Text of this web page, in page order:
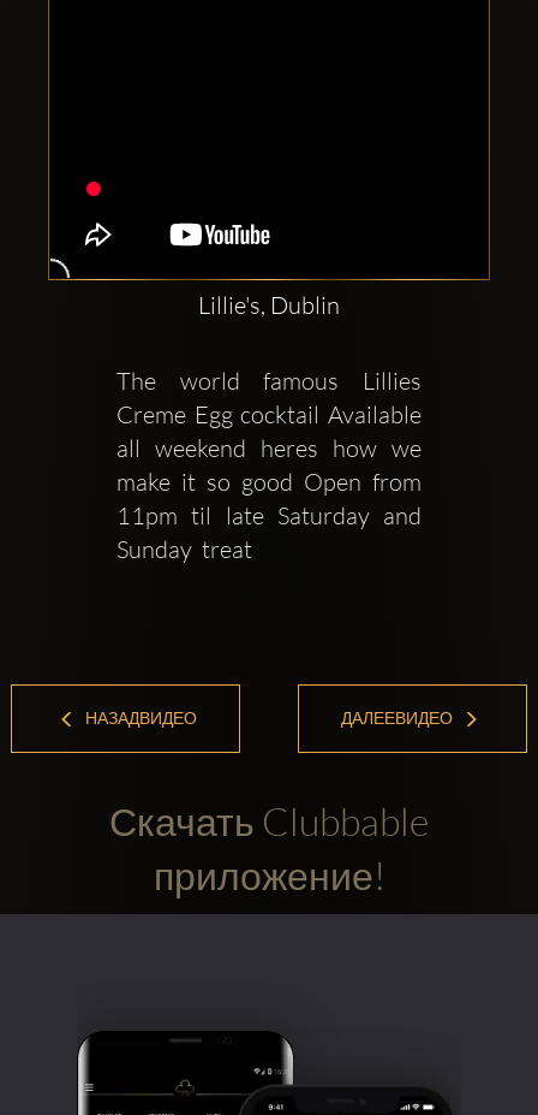
Lillie's, Dublin
The world famous Lillies
Creme Egg cocktail Available
all weekend heres how we
make it so good Open from
11pm til late Saturday and
Sunday  treat
НАЗАДВИДЕО ДАЛЕЕВИДЕО
Скачать Clubbable
приложение!